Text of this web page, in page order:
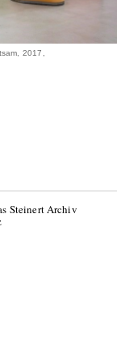
2017,
Steinert Archiv